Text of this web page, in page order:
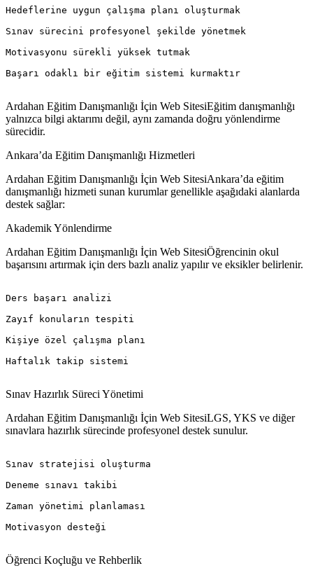
Hedeflerine uygun çalışma planı oluşturmak
Sınav sürecini profesyonel şekilde yönetmek
Motivasyonu sürekli yüksek tutmak
Başarı odaklı bir eğitim sistemi kurmaktır
Ardahan Eğitim Danışmanlığı İçin Web SitesiEğitim danışmanlığı
yalnızca bilgi aktarımı değil, aynı zamanda doğru yönlendirme
sürecidir.
Ankara’da Eğitim Danışmanlığı Hizmetleri
Ardahan Eğitim Danışmanlığı İçin Web SitesiAnkara’da eğitim
danışmanlığı hizmeti sunan kurumlar genellikle aşağıdaki alanlarda
destek sağlar:
Akademik Yönlendirme
Ardahan Eğitim Danışmanlığı İçin Web SitesiÖğrencinin okul
başarısını artırmak için ders bazlı analiz yapılır ve eksikler belirlenir.
Ders başarı analizi
Zayıf konuların tespiti
Kişiye özel çalışma planı
Haftalık takip sistemi
Sınav Hazırlık Süreci Yönetimi
Ardahan Eğitim Danışmanlığı İçin Web SitesiLGS, YKS ve diğer
sınavlara hazırlık sürecinde profesyonel destek sunulur.
Sınav stratejisi oluşturma
Deneme sınavı takibi
Zaman yönetimi planlaması
Motivasyon desteği
Öğrenci Koçluğu ve Rehberlik